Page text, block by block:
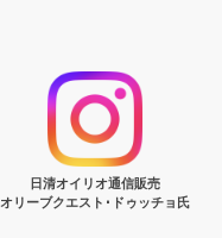
日清オイリオ通信販売
オリーブクエスト･ドゥッチョ氏